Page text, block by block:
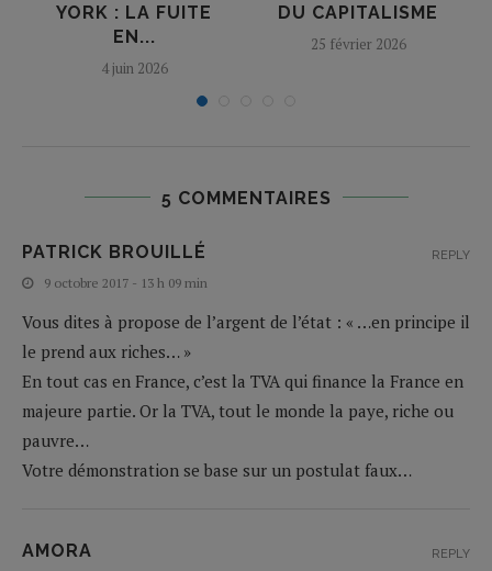
YORK : LA FUITE
EN...
4 juin 2026
DU CAPITALISME
25 février 2026
5 COMMENTAIRES
PATRICK BROUILLÉ
9 octobre 2017 - 13 h 09 min
Vous dites à propose de l’argent de l’état : « …en principe il
le prend aux riches… »
En tout cas en France, c’est la TVA qui finance la France en
majeure partie. Or la TVA, tout le monde la paye, riche ou
pauvre…
Votre démonstration se base sur un postulat faux…
REPLY
AMORA REPLY